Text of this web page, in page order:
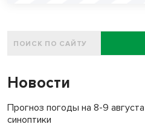
Новости
Прогноз погоды на 8-9
синоптики